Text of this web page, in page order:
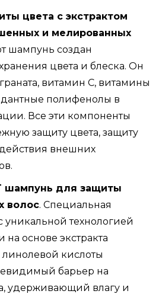
цвета с экстрактом
и мелированных
шампунь создан
цвета и блеска. Он
витамин С, витамины
полифенолы в
Все эти компоненты
защиту цвета, защиту
внешних
шампунь для защиты
волос. Специальная
технологией
основе экстракта
кислоты
барьер на
удерживающий влагу и